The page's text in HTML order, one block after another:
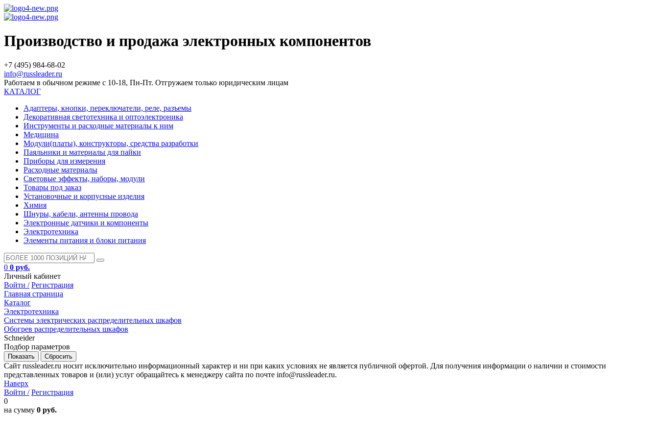
Производство и продажа электронных компонентов
+7 (495) 984-68-02
info@russleader.ru
Работаем в обычном режиме с 10-18, Пн-Пт. Отгружаем только юридическим лицам
КАТАЛОГ
Адаптеры, кнопки, переключатели, реле, разъемы
Декоративная светотехника и оптоэлектроника
Инструменты и расходные материалы к ним
Медицина
Модули(платы), конструкторы, средства разработки
Паяльники и материалы для пайки
Приборы для измерения
Расходные материалы
Световые эффекты, наборы, модули
Товары под заказ
Установочные и корпусные изделия
Химия
Шнуры, кабели, антенны провода
Электронные датчики и компоненты
Электротехника
Элементы питания и блоки питания
0 0 руб.
Личный кабинет
Войти / Регистрация
Главная страница
Каталог
Электротехника
Системы электрических распределительных шкафов
Обогрев распределительных шкафов
Schneider
Подбор параметров
Сайт russleader.ru носит исключительно информационный характер и ни при каких условиях не является публичной офертой. Для получения информации о наличии и стоимости
представленных товаров и (или) услуг обращайтесь к менеджеру сайта по почте info@russleader.ru.
Наверх
Войти / Регистрация
0
на сумму 0 руб.